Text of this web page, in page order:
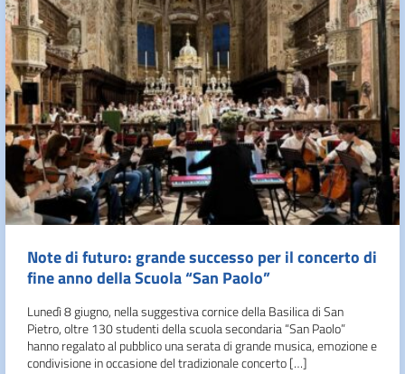
Note di futuro: grande successo per il concerto di
fine anno della Scuola “San Paolo”
Lunedì 8 giugno, nella suggestiva cornice della Basilica di San
Pietro, oltre 130 studenti della scuola secondaria “San Paolo”
hanno regalato al pubblico una serata di grande musica, emozione e
condivisione in occasione del tradizionale concerto […]